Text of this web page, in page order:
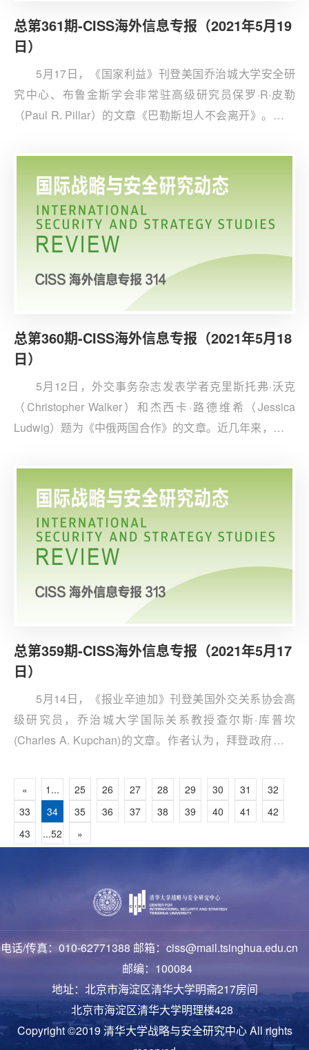
总第361期-CISS海外信息专报（2021年5月19
日）
5月17日，《国家利益》刊登美国乔治城大学安全研
究中心、布鲁金斯学会非常驻高级研究员保罗·R·皮勒
（Paul R. Pillar）的文章《巴勒斯坦人不会离开》。作者
支持以色列政策的观念是错误的，即巴勒斯坦人可以被充
分边缘化为一个可有可无的因素，而以色列不必为和平做
出妥协、也不必为和平的缺失付出代价。
总第360期-CISS海外信息专报（2021年5月18
日）
5月12日，外交事务杂志发表学者克里斯托弗·沃克
（Christopher Walker）和杰西卡·路德维希（Jessica
Ludwig）题为《中俄两国合作》的文章。近几年来，虽然
国际社会的影响力，但与此同时，中国与俄罗斯也在寻求
突破。作者认为，西方国家保护其机构免受外部影响的最
好方法是多国合作，一同解决各国面临的政治、经济与军
事问题。
总第359期-CISS海外信息专报（2021年5月17
日）
5月14日，《报业辛迪加》刊登美国外交关系协会高
级研究员，乔治城大学国际关系教授查尔斯·库普坎
(Charles A. Kupchan)的文章。作者认为，拜登政府以民
益于遏制中国，反倒会推动中俄联系紧密，甚至可能削弱
民主盟友之间的团结。
« 1... 25 26 27 28 29 30 31
32
33
34 35 36 37 38 39 40 41
42
43
...52 »
电话/传真：010-62771388 邮箱：ciss@mail.tsinghua.edu.cn
邮编：100084
地址：北京市海淀区清华大学明斋217房间
北京市海淀区清华大学明理楼428
Copyright ©2019 清华大学战略与安全研究中心 All rights